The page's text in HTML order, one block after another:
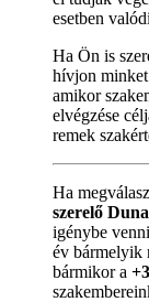
esetben
Ha Ön is
hívjon minket
amikor
elvégzése
remek
Ha
szerelő
igénybe
év bármelyik
bármikor a